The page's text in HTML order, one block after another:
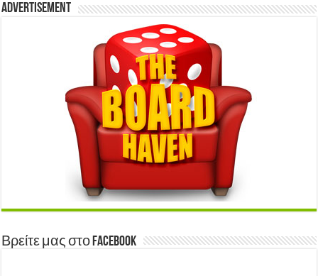
Advertisement
Βρείτε μας στο Facebook